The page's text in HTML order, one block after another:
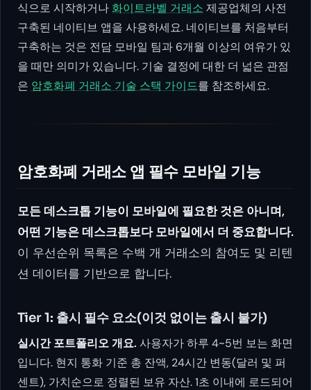
식으로 시작하거나 화이트라벨 거래소 제공업체의 사전
구축된 네이티브 앱을 사용하세요. 네이티브를 처음부터
구축하는 것은 전담 모바일 팀과 6개월 이상의 여유가 있
을 때만 의미가 있습니다. 기술 결정에 대한 더 넓은 관점
은 암호화폐 거래소 기술 스택 가이드를 참조하세요.
암호화폐 거래소 앱 필수 모바일 기능
모든 데스크톱 기능이 모바일에 필요한 것은 아니며,
어떤 기능은 데스크톱보다 모바일에서 더 중요합니다.
이 우선순위 목록은 수백 개 거래소의 참여도 및 리텐
션 데이터를 기반으로 합니다.
Tier 1: 출시 필수 요소(이것 없이는 출시 불가)
실시간 포트폴리오 개요. 사용자가 하루 4~5번 보는 화면
입니다. 현지 통화 기준 총 잔액, 24시간 변동(달러 및 퍼
센트), 가치순으로 정렬된 보유 자산. 1초 이내에 로드되어